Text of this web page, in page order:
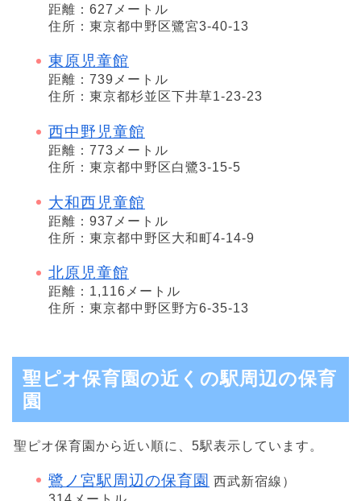
距離：627メートル
住所：東京都中野区鷺宮3-40-13
東原児童館
距離：739メートル
住所：東京都杉並区下井草1-23-23
西中野児童館
距離：773メートル
住所：東京都中野区白鷺3-15-5
大和西児童館
距離：937メートル
住所：東京都中野区大和町4-14-9
北原児童館
距離：1,116メートル
住所：東京都中野区野方6-35-13
聖ピオ保育園の近くの駅周辺の保育
園
聖ピオ保育園から近い順に、5駅表示しています。
鷺ノ宮駅周辺の保育園 西武新宿線）